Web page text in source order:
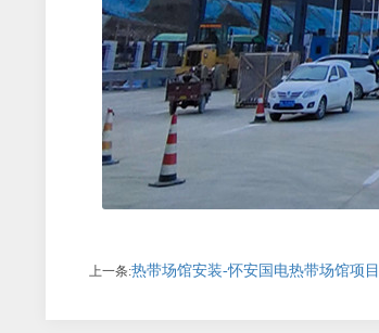
上一条:热带场馆安装-怀安国电热带场馆项目